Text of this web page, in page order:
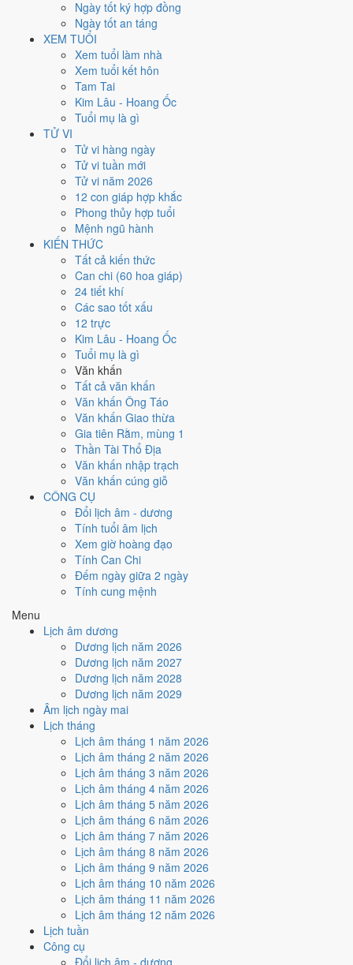
Ngày tốt ký hợp đồng
Ngày tốt an táng
XEM TUỔI
Xem tuổi làm nhà
Xem tuổi kết hôn
Tam Tai
Kim Lâu - Hoang Ốc
Tuổi mụ là gì
TỬ VI
Tử vi hàng ngày
Tử vi tuần mới
Tử vi năm 2026
12 con giáp hợp khắc
Phong thủy hợp tuổi
Mệnh ngũ hành
KIẾN THỨC
Tất cả kiến thức
Can chi (60 hoa giáp)
24 tiết khí
Các sao tốt xấu
12 trực
Kim Lâu - Hoang Ốc
Tuổi mụ là gì
Văn khấn
Tất cả văn khấn
Văn khấn Ông Táo
Văn khấn Giao thừa
Gia tiên Rằm, mùng 1
Thần Tài Thổ Địa
Văn khấn nhập trạch
Văn khấn cúng giỗ
CÔNG CỤ
Đổi lịch âm - dương
Tính tuổi âm lịch
Xem giờ hoàng đạo
Tính Can Chi
Đếm ngày giữa 2 ngày
Tính cung mệnh
Menu
Lịch âm dương
Dương lịch năm 2026
Dương lịch năm 2027
Dương lịch năm 2028
Dương lịch năm 2029
Âm lịch ngày mai
Lịch tháng
Lịch âm tháng 1 năm 2026
Lịch âm tháng 2 năm 2026
Lịch âm tháng 3 năm 2026
Lịch âm tháng 4 năm 2026
Lịch âm tháng 5 năm 2026
Lịch âm tháng 6 năm 2026
Lịch âm tháng 7 năm 2026
Lịch âm tháng 8 năm 2026
Lịch âm tháng 9 năm 2026
Lịch âm tháng 10 năm 2026
Lịch âm tháng 11 năm 2026
Lịch âm tháng 12 năm 2026
Lịch tuần
Công cụ
Đổi lịch âm - dương
Canh Tý
Ất Mão
Ngày Nhâm Tý có TrựcKhai(ngày khai mở, bắt đầu mới) và gặp Sao
Thanh Long hoàng đạo . Điểm trung bình 7 việc chính
Ngày Cát, thuận lợi cho các việc quan trọng.
Thân, Thìn, Sửuhợp ngày; tuổi
Ngày 7/3/1975 tốt hay xấu cho
việc gì?
Ngày 7/3/1975 đạt 7.6/10trung bình cho 7 việc chính: cao nhất là
Nhậm chức - bổ nhiệm (9/10)
. Trực Khai (ngày khai mở, bắt đầu mới) và gặp Sao Thanh Long
hoàng đạo nên điểm từng việc chênh nhau như bảng dưới.
Cưới hỏi - đính hôn
Rất tốt
Cưới hỏi - đính hôn hôm nay ở
Khai và Ngày Hoàng Đạo, nhưng Sao Quỷ kéo giảm điểm.
Cách tính ngày tốt
Khai trương - mở cửa hàng
Rất tốt
Khai trương - mở cửa hàng hôm nay ở
Trực Khai và Ngày Hoàng Đạo
Cách tính ngày tốt
Ký hợp đồng - giao ước
Trung bình
Ký hợp đồng - giao ước hôm nay ở
hợp
Cách tính ngày tốt
Động thổ - khởi công
Rất tốt
Động thổ - khởi công hôm nay ở
Trực Khai và Ngày Hoàng Đạo
điểm.
Cách tính ngày tốt
Nhập trạch - vào nhà mới
Rất tốt
Nhập trạch - vào nhà mới hôm nay ở
Trực Khai và Ngày Hoàng Đạo
Cách tính ngày tốt
Mua xe - tậu xe
Rất tốt
Mua xe - tậu xe hôm nay ởmức rất tốt (8/10)
Khai và Ngày Hoàng Đạo , nhưng Sao Quỷ kéo giảm điểm.
Cách tính ngày tốt
✈️
Xuất hành - đi xa
Rất tốt